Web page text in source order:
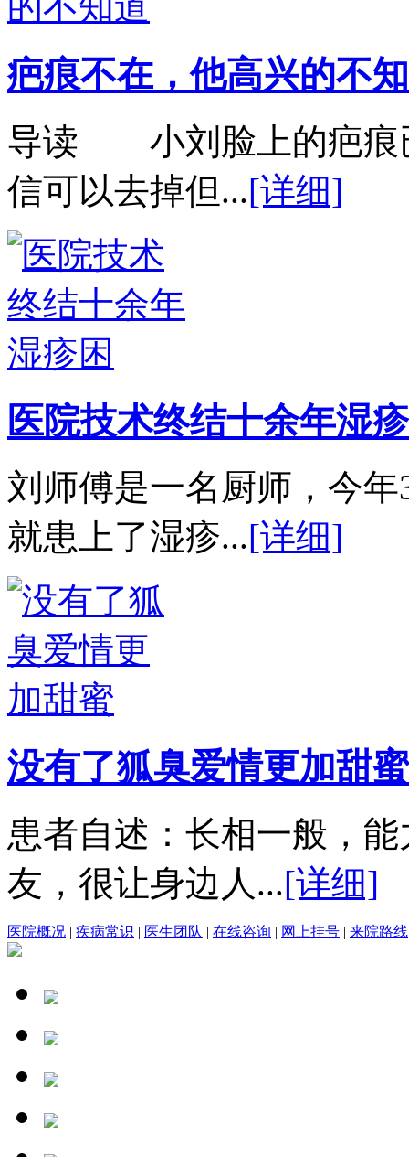
疤痕不在，他高兴的不
导读 小刘脸上的疤痕
信可以去掉但...[详细]
医院技术终结十余年湿
刘师傅是一名厨师，今
就患上了湿疹...[详细]
没有了狐臭爱情更加甜蜜
患者自述：长相一般，
友，很让身边人...[详细]
医院概况 | 疾病常识 | 医生团队 | 在线咨询 | 网上挂号 | 来院路线